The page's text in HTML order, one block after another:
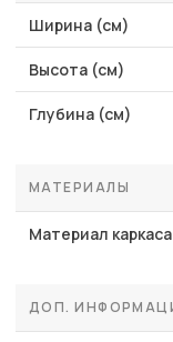
Ширина (см)
Высота (см)
Глубина (см)
МАТЕРИАЛЫ
Материал каркаса
ДОП.